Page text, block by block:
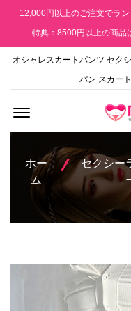
12,000円以上のご注文でラ
特典：8500円以上の商品
オシャレスカートパンツ セク
パン スカー
ホー
ム
セクシー